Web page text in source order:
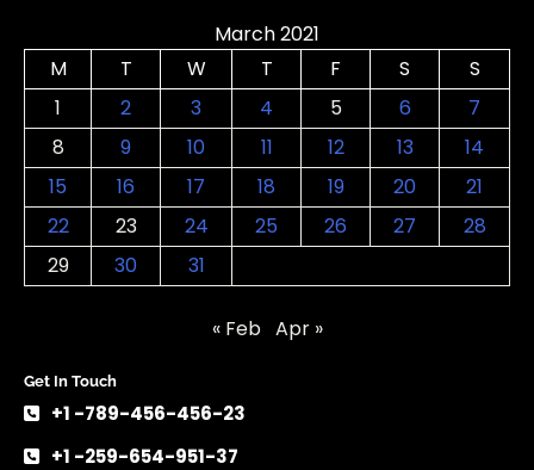
March 2021
M
T W T F S
S
1
2 3 4 5 6
7
8
9 10 11 12 13
14
15
16 17 18 19 20
21
22
23 24 25 26 27
28
29
30 31
« Feb Apr »
Get In Touch
+1 -789-456-456-23
+1 -259-654-951-37